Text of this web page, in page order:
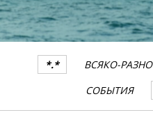
*.* ВСЯКО-РАЗНО
СОБЫТИЯ